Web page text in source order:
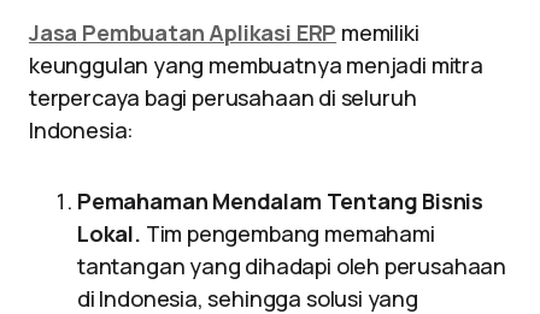
Jasa Pembuatan Aplikasi ERP memiliki
keunggulan yang membuatnya menjadi mitra
terpercaya bagi perusahaan di seluruh
Indonesia:
Pemahaman Mendalam Tentang Bisnis
Lokal. Tim pengembang memahami
tantangan yang dihadapi oleh perusahaan
di Indonesia, sehingga solusi yang